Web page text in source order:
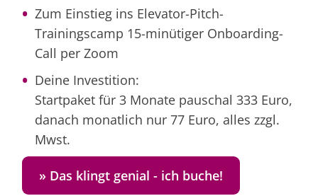
Zum Einstieg ins Elevator-Pitch-
Trainingscamp 15-minütiger Onboarding-
Call per Zoom
Deine Investition:
Startpaket für 3 Monate pauschal 333 Euro,
danach monatlich nur 77 Euro, alles zzgl.
Mwst.
» Das klingt genial - ich buche!